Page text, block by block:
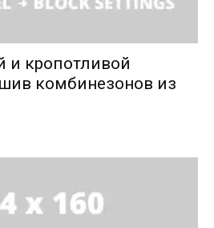
и кропотливой
комбинезонов из